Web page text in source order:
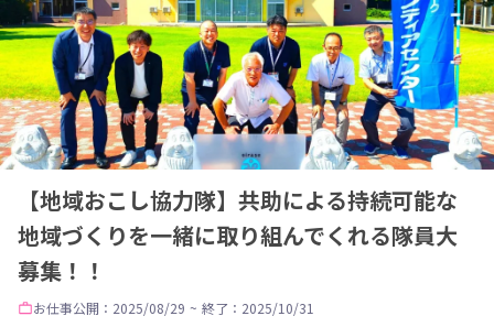
【地域おこし協力隊】共助による持続可能な
地域づくりを一緒に取り組んでくれる隊員大
募集！！
お仕事公開：2025/08/29 ~ 終了：2025/10/31